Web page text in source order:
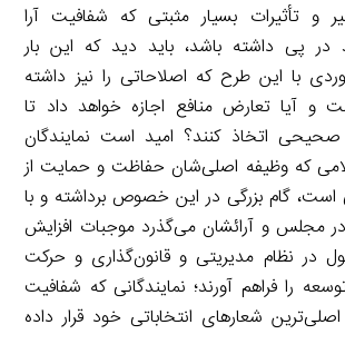
و تأثیرات بسیار مثبتی که شفافیت آرا
در پی داشته باشد، باید دید که این بار
با این طرح که اصلاحاتی را نیز داشته
و آیا تعارض منافع اجازه خواهد داد تا
صحیحی اتخاذ کنند؟ امید است نمایندگان
که وظیفه اصلی‌شان حفاظت و حمایت از
گام بزرگی در این خصوص برداشته و با
مجلس و آرائشان می‌گذرد موجبات افزایش
در نظام مدیریتی و قانون‌گذاری و حرکت
را فراهم آورند؛ نمایندگانی که شفافیت
شعارهای انتخاباتی خود قرار داده